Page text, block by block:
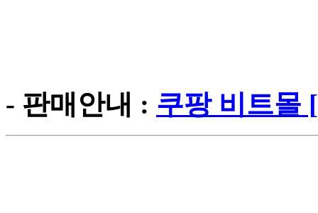
- 판매안내 : 쿠팡 비트몰